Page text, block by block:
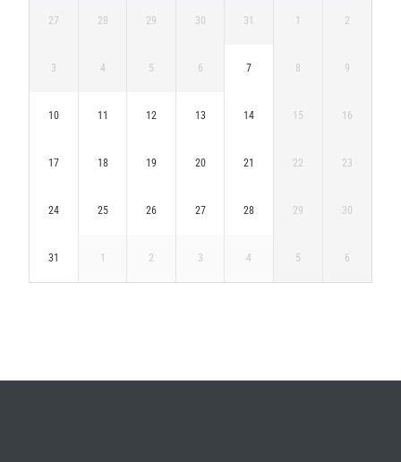
27 28 29 30 31 1 2
3 4 5 6 7 8 9
10 11 12 13 14 15 16
17 18 19 20 21 22 23
24 25 26 27 28 29 30
31 1 2 3 4 5 6